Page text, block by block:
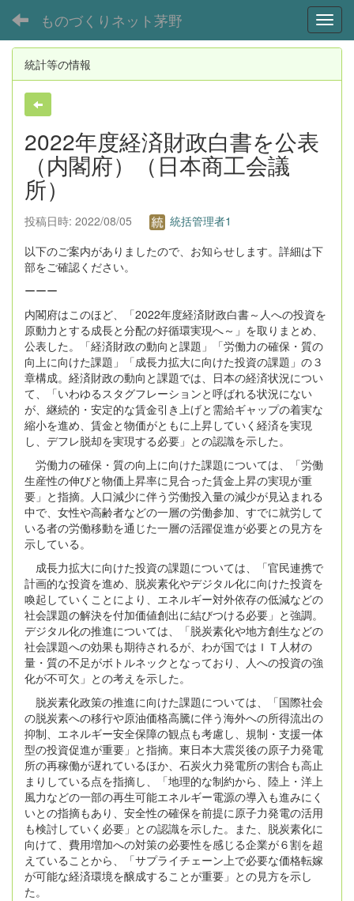
ものづくりネット茅野
統計等の情報
2022年度経済財政白書を公表
（内閣府）（日本商工会議
所）
投稿日時: 2022/08/05
統括管理者1
以下のご案内がありましたので、お知らせします。詳細は下
部をご確認ください。
ーーー
内閣府はこのほど、「2022年度経済財政白書～人への投資を
原動力とする成長と分配の好循環実現へ～」を取りまとめ、
公表した。「経済財政の動向と課題」「労働力の確保・質の
向上に向けた課題」「成長力拡大に向けた投資の課題」の３
章構成。経済財政の動向と課題では、日本の経済状況につい
て、「いわゆるスタグフレーションと呼ばれる状況にない
が、継続的・安定的な賃金引き上げと需給ギャップの着実な
縮小を進め、賃金と物価がともに上昇していく経済を実現
し、デフレ脱却を実現する必要」との認識を示した。
労働力の確保・質の向上に向けた課題については、「労働
生産性の伸びと物価上昇率に見合った賃金上昇の実現が重
要」と指摘。人口減少に伴う労働投入量の減少が見込まれる
中で、女性や高齢者などの一層の労働参加、すでに就労して
いる者の労働移動を通じた一層の活躍促進が必要との見方を
示している。
成長力拡大に向けた投資の課題については、「官民連携で
計画的な投資を進め、脱炭素化やデジタル化に向けた投資を
喚起していくことにより、エネルギー対外依存の低減などの
社会課題の解決を付加価値創出に結びつける必要」と強調。
デジタル化の推進については、「脱炭素化や地方創生などの
社会課題への効果も期待されるが、わが国ではＩＴ人材の
量・質の不足がボトルネックとなっており、人への投資の強
化が不可欠」との考えを示した。
脱炭素化政策の推進に向けた課題については、「国際社会
の脱炭素への移行や原油価格高騰に伴う海外への所得流出の
抑制、エネルギー安全保障の観点も考慮し、規制・支援一体
型の投資促進が重要」と指摘。東日本大震災後の原子力発電
所の再稼働が遅れているほか、石炭火力発電所の割合も高止
まりしている点を指摘し、「地理的な制約から、陸上・洋上
風力などの一部の再生可能エネルギー電源の導入も進みにく
いとの指摘もあり、安全性の確保を前提に原子力発電の活用
も検討していく必要」との認識を示した。また、脱炭素化に
向けて、費用増加への対策の必要性を感じる企業が６割を超
えていることから、「サプライチェーン上で必要な価格転嫁
が可能な経済環境を醸成することが重要」との見方を示し
た。